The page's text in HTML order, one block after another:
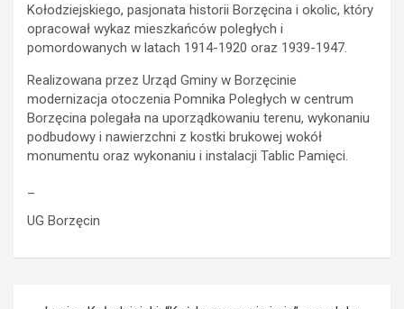
Kołodziejskiego, pasjonata historii Borzęcina i okolic, który
opracował wykaz mieszkańców poległych i
pomordowanych w latach 1914-1920 oraz 1939-1947.
Realizowana przez Urząd Gminy w Borzęcinie
modernizacja otoczenia Pomnika Poległych w centrum
Borzęcina polegała na uporządkowaniu terenu, wykonaniu
podbudowy i nawierzchni z kostki brukowej wokół
monumentu oraz wykonaniu i instalacji Tablic Pamięci.
UG Borzęcin